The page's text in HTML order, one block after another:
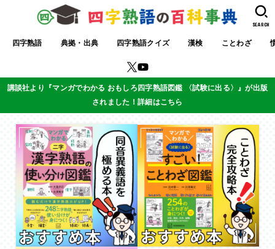
四字熟語 典拠・出典 四字熟語クイズ 漢検 ことわざ
SEARCH
講談社より『マンガでわかる おもしろ四字熟語図鑑 〈試験に出る〉』が出版
されました！詳細はこちら